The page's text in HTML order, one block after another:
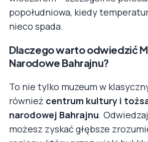
popołudniowa, kiedy
nieco spada.
Dlaczego warto odwiedzić
Narodowe Bahrajnu?
To nie tylko muzeum w
również centrum kultury i
narodowej Bahrajnu.
możesz zyskać głębsze